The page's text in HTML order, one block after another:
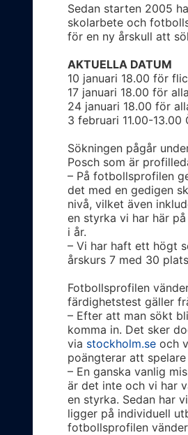
Sedan starten 2005
skolarbete och
för en ny årskull att
AKTUELLA DATUM
10 januari 18.00 för
17 januari 18.00 för
24 januari 18.00 för
3 februari 11.00-
Sökningen pågår
Posch som är
– På fotbollsprofilen
det med en gedigen
nivå, vilket även
en styrka vi har här
i år.
– Vi har haft ett högt
årskurs 7 med 30
Fotbollsprofilen
färdighetstest gäller
– Efter att man sökt
komma in. Det sker
via stockholm.se och
poängterar att
– En ganska vanlig
är det inte och vi har
en styrka. Sedan har
ligger på individuell
fotbollsprofilen